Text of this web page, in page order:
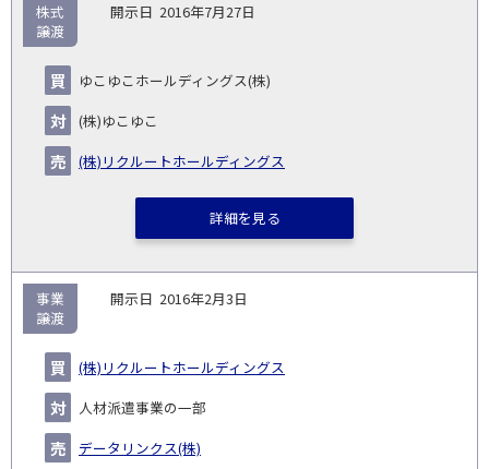
2016年7月27日
ゆこゆこホールディングス(株)
(株)ゆこゆこ
(株)リクルートホールディングス
株式
譲渡
詳細を見る
2016年2月3日
(株)リクルートホールディングス
人材派遣事業の一部
データリンクス(株)
事業
譲渡